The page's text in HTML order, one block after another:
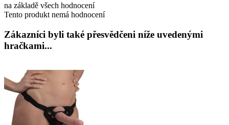
na základě všech hodnocení
Tento produkt nemá hodnocení
Zákazníci byli také přesvědčeni níže uvedenými
hračkami...